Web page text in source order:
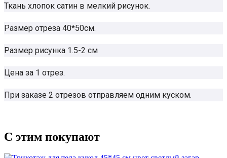
Ткань хлопок сатин в мелкий рисунок.
Размер отреза 40*50см.
Размер рисунка 1.5-2 см
Цена за 1 отрез.
При заказе 2 отрезов отправляем одним куском.
С этим покупают